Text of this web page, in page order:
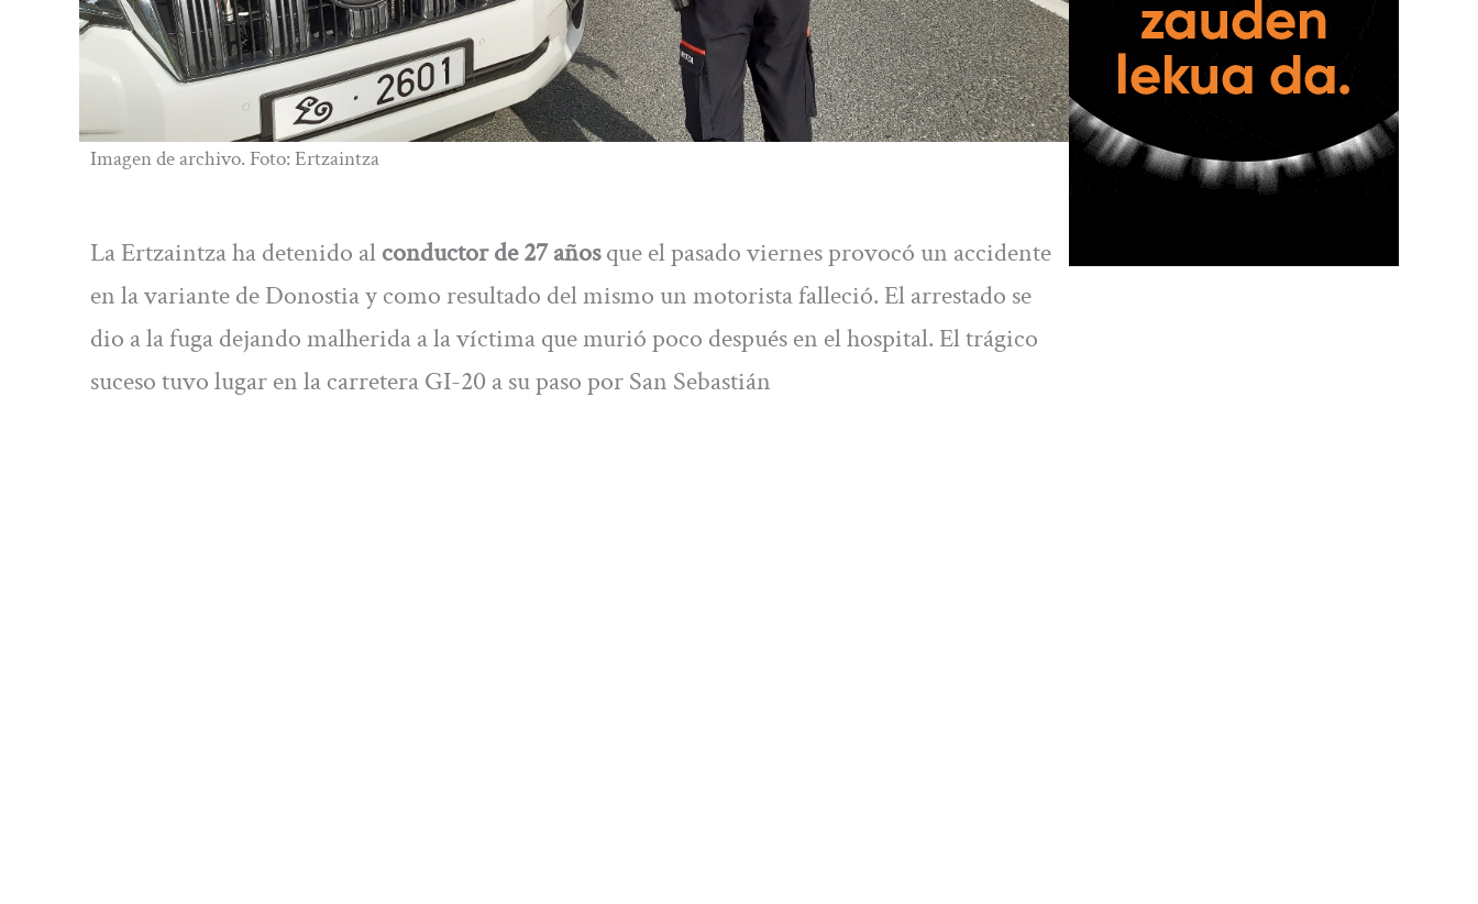
Imagen de archivo. Foto: Ertzaintza
La Ertzaintza ha detenido alconductor de 27 añosque el pasado viernes provocó un accidente
en la variante de Donostia y como resultado del mismo un motorista falleció. El arrestado se
dio a la fuga dejando malherida a la víctima que murió poco después en el hospital. El trágico
suceso tuvo lugar en la carretera GI-20 a su paso por San Sebastián